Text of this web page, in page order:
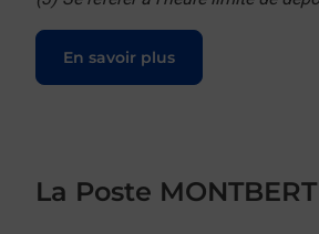
En savoir plus
Le lien s'ouvre dans un nouvel
La Poste MONTBERT